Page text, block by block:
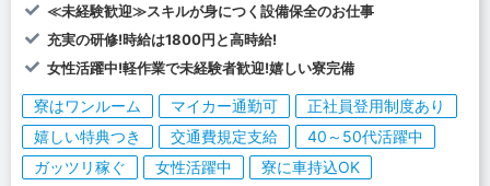
≪未経験歓迎≫スキルが身につく設備保全のお仕事
充実の研修!時給は1800円と高時給!
女性活躍中!軽作業で未経験者歓迎!嬉しい寮完備
寮はワンルーム マイカー通勤可
正社員登用制度あり
嬉しい特典つき
交通費規定支給
40～50代活躍中
ガッツリ稼ぐ
女性活躍中
寮に車持込OK